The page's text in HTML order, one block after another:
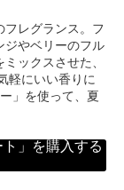
フレグランス。フ
ジやベリーのフル
ックスさせた、
軽にいい香りに
」を使って、夏
」を購入する